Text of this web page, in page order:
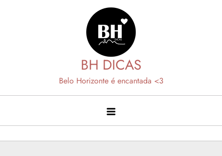
BH DICAS
Belo Horizonte é encantada <3